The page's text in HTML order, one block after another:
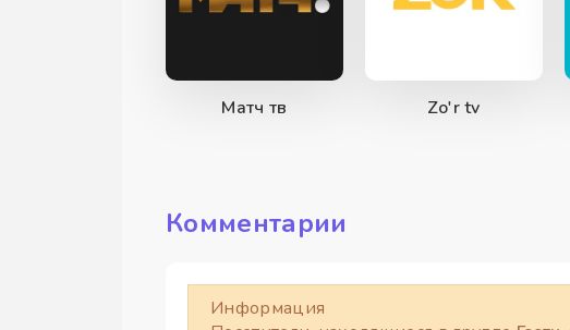
Матч тв Zo'r tv
Комментарии
Информация